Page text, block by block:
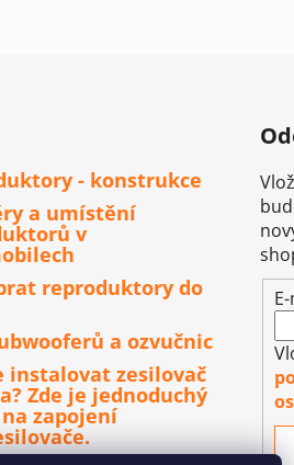
- konstrukce
a umístění
v
reproduktory do
a ozvučnic
instalovat zesilovač
Zde je jednoduchý
zapojení